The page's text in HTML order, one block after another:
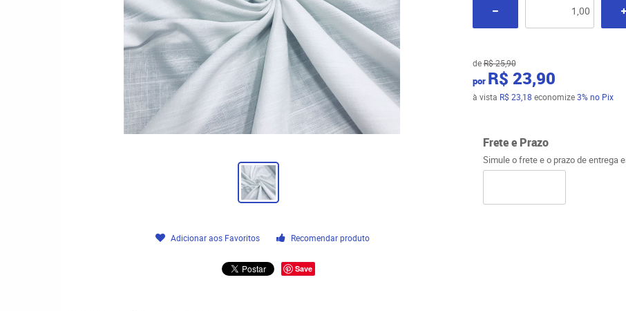
Adicionar aos Favoritos Recomendar produto
Save
deR$ 25,90
por R$ 23,90
à vista R$ 23,18 economize3% no Pix
Frete e Prazo
Simule o frete e o prazo de entrega